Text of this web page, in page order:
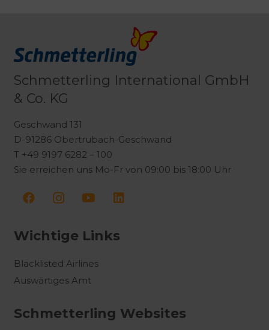
Schmetterling International GmbH
& Co. KG
Geschwand 131
D-91286 Obertrubach-Geschwand
T +49 9197 6282 – 100
Sie erreichen uns Mo-Fr von 09:00 bis 18:00 Uhr
Wichtige Links
Blacklisted Airlines
Auswärtiges Amt
Schmetterling Websites